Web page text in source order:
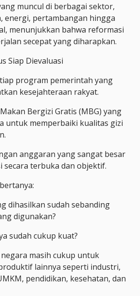
muncul di berbagai sektor,
energi, pertambangan hingga
menunjukkan bahwa reformasi
secepat yang diharapkan.
Siap Dievaluasi
program pemerintah yang
kesejahteraan rakyat.
Bergizi Gratis (MBG) yang
untuk memperbaiki kualitas gizi
anggaran yang sangat besar
secara terbuka dan objektif.
dihasilkan sudah sebanding
digunakan?
sudah cukup kuat?
masih cukup untuk
lainnya seperti industri,
pendidikan, kesehatan, dan